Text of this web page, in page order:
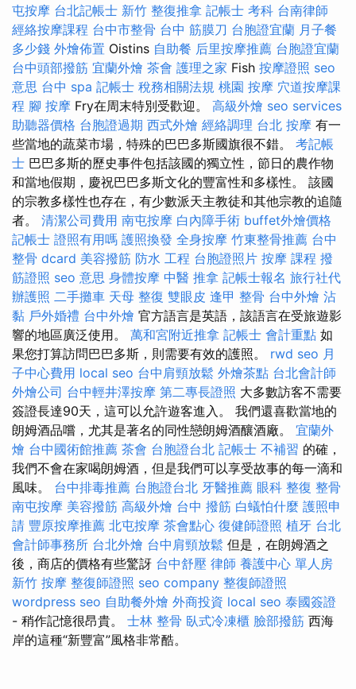
屯按摩 台北記帳士 新竹 整復推拿 記帳士 考科 台南律師
經絡按摩課程 台中市整骨 台中 筋膜刀 台胞證宜蘭 月子餐
多少錢 外燴佈置 Oistins 自助餐 后里按摩推薦 台胞證宜蘭
台中頭部撥筋 宜蘭外燴 茶會 護理之家 Fish 按摩證照 seo
意思 台中 spa 記帳士 稅務相關法規 桃園 按摩 穴道按摩課
程 腳 按摩 Fry在周末特別受歡迎。 高級外燴 seo services
助聽器價格 台胞證過期 西式外燴 經絡調理 台北 按摩 有一
些當地的蔬菜市場，特殊的巴巴多斯國旗很不錯。 考記帳
士 巴巴多斯的歷史事件包括該國的獨立性，節日的農作物
和當地假期，慶祝巴巴多斯文化的豐富性和多樣性。 該國
的宗教多樣性也存在，有少數派天主教徒和其他宗教的追隨
者。 清潔公司費用 南屯按摩 白內障手術 buffet外燴價格
記帳士 證照有用嗎 護照換發 全身按摩 竹東整骨推薦 台中
整骨 dcard 美容撥筋 防水 工程 台胞證照片 按摩 課程 撥
筋證照 seo 意思 身體按摩 中醫 推拿 記帳士報名 旅行社代
辦護照 二手攤車 天母 整復 雙眼皮 逢甲 整骨 台中外燴 沾
黏 戶外婚禮 台中外燴 官方語言是英語，該語言在受旅遊影
響的地區廣泛使用。 萬和宮附近推拿 記帳士 會計重點 如
果您打算訪問巴巴多斯，則需要有效的護照。 rwd seo 月
子中心費用 local seo 台中肩頸放鬆 外燴茶點 台北會計師
外燴公司 台中輕井澤按摩 第二專長證照 大多數訪客不需要
簽證長達90天，這可以允許遊客進入。 我們還喜歡當地的
朗姆酒品嚐，尤其是著名的同性戀朗姆酒釀酒廠。 宜蘭外
燴 台中國術館推薦 茶會 台胞證台北 記帳士 不補習 的確，
我們不會在家喝朗姆酒，但是我們可以享受故事的每一滴和
風味。 台中排毒推薦 台胞證台北 牙醫推薦 眼科 整復 整骨
南屯按摩 美容撥筋 高級外燴 台中 撥筋 白蟻怕什麼 護照申
請 豐原按摩推薦 北屯按摩 茶會點心 復健師證照 植牙 台北
會計師事務所 台北外燴 台中肩頸放鬆 但是，在朗姆酒之
後，商店的價格有些驚訝 台中舒壓 律師 養護中心 單人房
新竹 按摩 整復師證照 seo company 整復師證照
wordpress seo 自助餐外燴 外商投資 local seo 泰國簽證
- 稍作記憶很昂貴。 士林 整骨 臥式冷凍櫃 臉部撥筋 西海
岸的這種“新豐富”風格非常酷。